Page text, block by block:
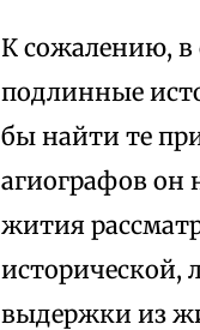
К сожалению,
подлинные
бы найти те
агиографов он
жития
исторической,
выдержки из